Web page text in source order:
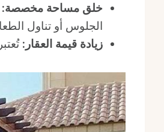
خلق مساحة مخصصة:
الجلوس أو تناول
زيادة قيمة العقار: